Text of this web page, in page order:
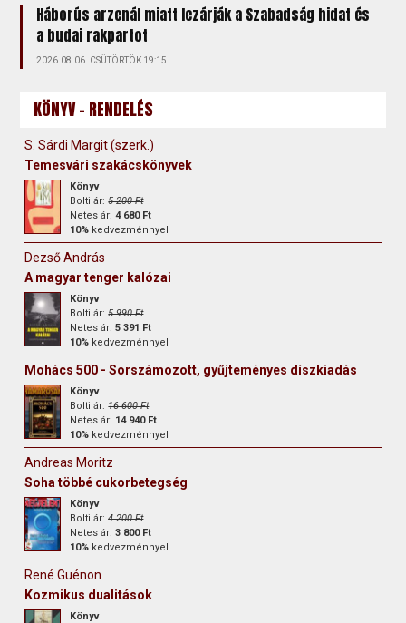
Háborús arzenál miatt lezárják a Szabadság hidat és
a budai rakpartot
2026.08.06. CSÜTÖRTÖK 19:15
KÖNYV - RENDELÉS
S. Sárdi Margit (szerk.)
Temesvári szakácskönyvek
Könyv
Bolti ár:5 200 Ft
Netes ár:4 680 Ft
10% kedvezménnyel
Dezső András
A magyar tenger kalózai
Könyv
Bolti ár:5 990 Ft
Netes ár:5 391 Ft
10% kedvezménnyel
Mohács 500 - Sorszámozott, gyűjteményes díszkiadás
Könyv
Bolti ár:16 600 Ft
Netes ár: 14 940 Ft
10% kedvezménnyel
Andreas Moritz
Soha többé cukorbetegség
Könyv
Bolti ár:4 200 Ft
Netes ár:3 800 Ft
10% kedvezménnyel
René Guénon
Kozmikus dualitások
Könyv